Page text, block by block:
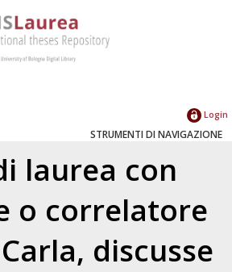
Login
STRUMENTI DI NAVIGAZIONE
laurea con
o correlatore
, discusse